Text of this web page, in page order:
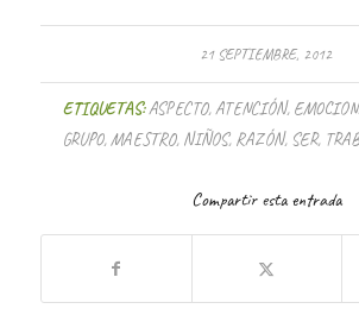
21 SEPTIEMBRE, 2012
ETIQUETAS:ASPECTO, ATENCIÓN,
GRUPO, MAESTRO, NIÑOS, RAZÓN, SER,
Compartir esta entrada